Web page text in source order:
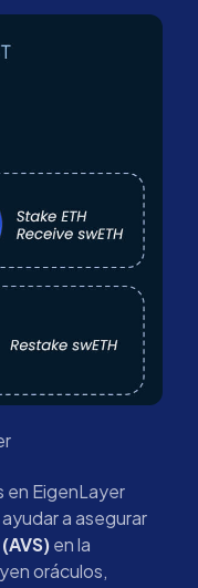
en EigenLayer
a asegurar
(AVS)en la
oráculos,